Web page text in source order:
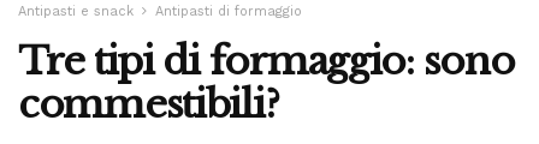
Antipasti e snack Antipasti di formaggio
Tre tipi di formaggio: sono
commestibili?